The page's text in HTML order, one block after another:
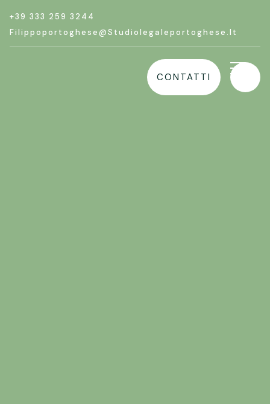
+39 333 259 3244
Filippoportoghese@studiolegaleportoghese.it
CONTATTI